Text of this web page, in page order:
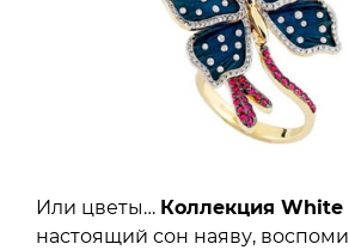
Или цветы… Коллекция White
настоящий сон наяву,